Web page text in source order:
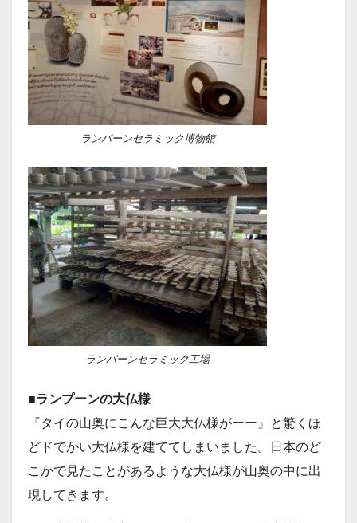
ランパーンセラミック博物館
ランパーンセラミック工場
■ランプーンの大仏様
『タイの山奥にこんな巨大大仏様がーー』と驚くほ
どドでかい大仏様を建ててしまいました。日本のど
こかで見たことがあるような大仏様が山奥の中に出
現してきます。